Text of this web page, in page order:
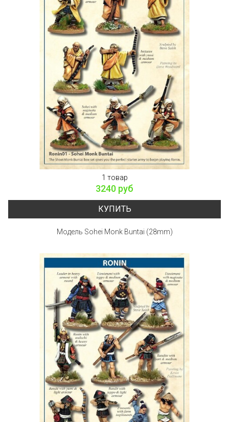
1 товар
3240 руб
КУПИТЬ
Модель Sohei Monk Buntai (28mm)